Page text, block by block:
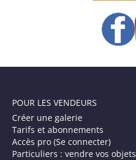
POUR LES VENDEURS
Créer une galerie
Tarifs et abonnements
Accès pro (Se connecter)
Particuliers : vendre vos objets